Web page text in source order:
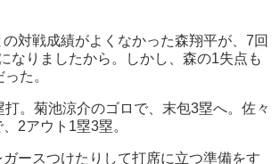
対戦成績がよくなかった森翔平が、7回
なりましたから。しかし、森の1失点も
た。
打。菊池涼介のゴロで、末包3塁へ。佐々
2アウト1塁3塁。
ースつけたりして打席に立つ準備をす